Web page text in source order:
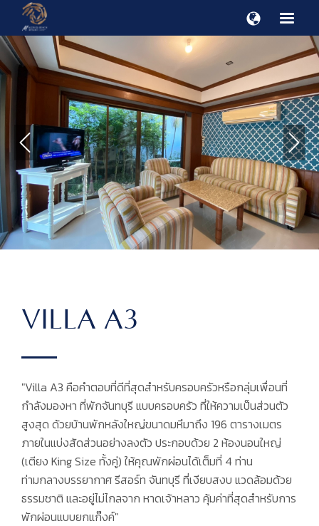
VILLA A3
"Villa A3 คือคำตอบที่ดีที่สุดสำหรับครอบครัวหรือกลุ่มเพื่อนที่
กำลังมองหา ที่พักจันทบุรี แบบครอบครัว ที่ให้ความเป็นส่วนตัว
สูงสุด ด้วยบ้านพักหลังใหญ่ขนาดมหึมาถึง 196 ตารางเมตร
ภายในแบ่งสัดส่วนอย่างลงตัว ประกอบด้วย 2 ห้องนอนใหญ่
(เตียง King Size ทั้งคู่) ให้คุณพักผ่อนได้เต็มที่ 4 ท่าน
ท่ามกลางบรรยากาศ รีสอร์ท จันทบุรี ที่เงียบสงบ แวดล้อมด้วย
ธรรมชาติ และอยู่ไม่ไกลจาก หาดเจ้าหลาว คุ้มค่าที่สุดสำหรับการ
พักผ่อนแบบยกแก๊งค์"